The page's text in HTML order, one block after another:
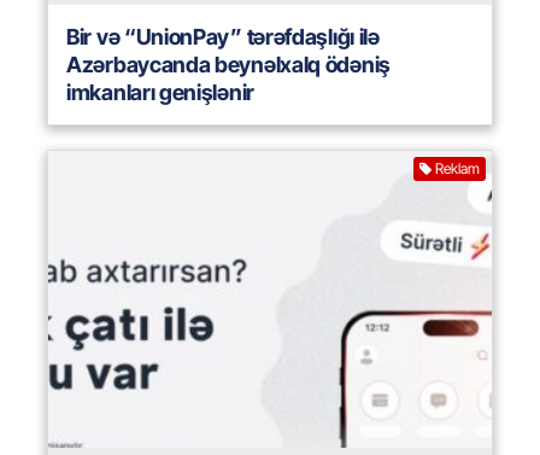
Bir və “UnionPay” tərəfdaşlığı ilə
Azərbaycanda beynəlxalq ödəniş
imkanları genişlənir
Reklam